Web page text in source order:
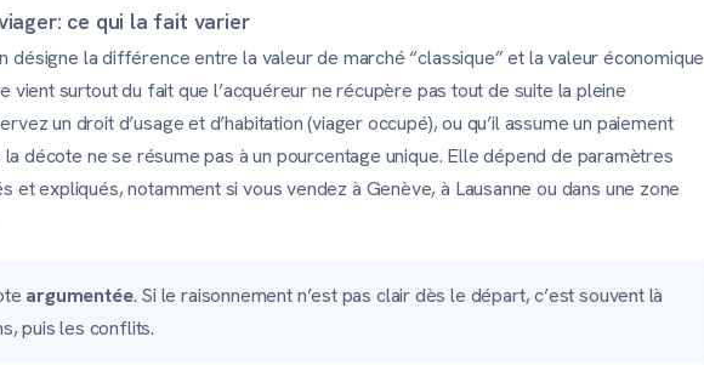
ce qui la fait varier
désigne la différence entre la valeur de marché “classique” et la valeur économique
vient surtout du fait que l’acquéreur ne récupère pas tout de suite la pleine
un droit d’usage et d’habitation (viager occupé), ou qu’il assume un paiement
décote ne se résume pas à un pourcentage unique. Elle dépend de paramètres
et expliqués, notamment si vous vendez à Genève, à Lausanne ou dans une zone
argumentée. Si le raisonnement n’est pas clair dès le départ, c’est souvent là
puis les conflits.